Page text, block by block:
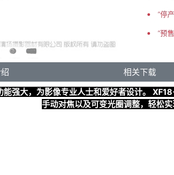
“停
“预
相关下载
能强大，为影像专业人士和爱好者设计。
手动对焦以及可变光圈调整，轻松实